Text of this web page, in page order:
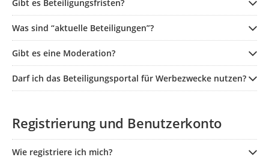
Gibt es Beteiligungsfristen?
Was sind “aktuelle Beteiligungen”?
Gibt es eine Moderation?
Darf ich das Beteiligungsportal für Werbezwecke nutzen?
Registrierung und Benutzerkonto
Wie registriere ich mich?